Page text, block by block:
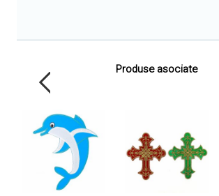
Produse asociate